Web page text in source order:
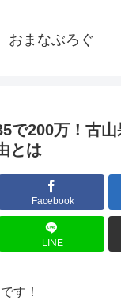
おまなぶろぐ
で200万！古
とは
Facebook
LINE
す！